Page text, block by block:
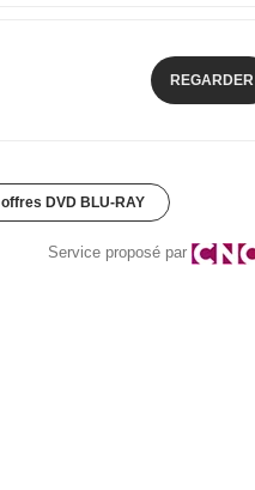
REGARDER
DVD BLU-RAY
Service proposé par